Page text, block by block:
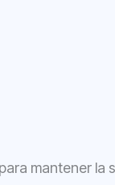
mantener la